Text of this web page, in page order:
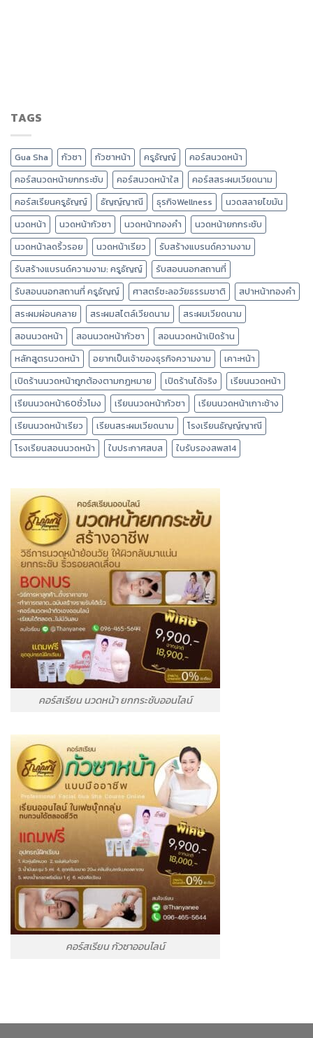
TAGS
Gua Sha กัวซา กัวซาหน้า ครูธัญญ์
คอร์สนวดหน้า
คอร์สนวดหน้ายกกระชับ
คอร์สนวดหน้าใส
คอร์สสระผมเวียดนาม
คอร์สเรียนครูธัญญ์
ธัญญ์ญาณี ธุรกิจWellness
นวดสลายไขมัน
นวดหน้า
นวดหน้ากัวซา นวดหน้าทองคำ
นวดหน้ายกกระชับ
นวดหน้าลดริ้วรอย
นวดหน้าเรียว
รับสร้างแบรนด์ความงาม
รับสร้างแบรนด์ความงาม: ครูธัญญ์
รับสอนนอกสถานที่
รับสอนนอกสถานที่ ครูธัญญ์
ศาสตร์ชะลอวัยธรรมชาติ
สปาหน้าทองคำ
สระผมผ่อนคลาย
สระผมสไตล์เวียดนาม
สระผมเวียดนาม
สอนนวดหน้า
สอนนวดหน้ากัวซา
สอนนวดหน้าเปิดร้าน
หลักสูตรนวดหน้า
อยากเป็นเจ้าของธุรกิจความงาม
เคาะหน้า
เปิดร้านนวดหน้าถูกต้องตามกฎหมาย
เปิดร้านได้จริง
เรียนนวดหน้า
เรียนนวดหน้า60ชั่วโมง
เรียนนวดหน้ากัวซา
เรียนนวดหน้าเกาะช้าง
เรียนนวดหน้าเรียว
เรียนสระผมเวียดนาม
โรงเรียนธัญญ์ญาณี
โรงเรียนสอนนวดหน้า
ใบประกาศสบส ใบรับรองสพส14
คอร์สเรียน นวดหน้า ยกกระชับออนไลน์
คอร์สเรียน กัวซาออนไลน์